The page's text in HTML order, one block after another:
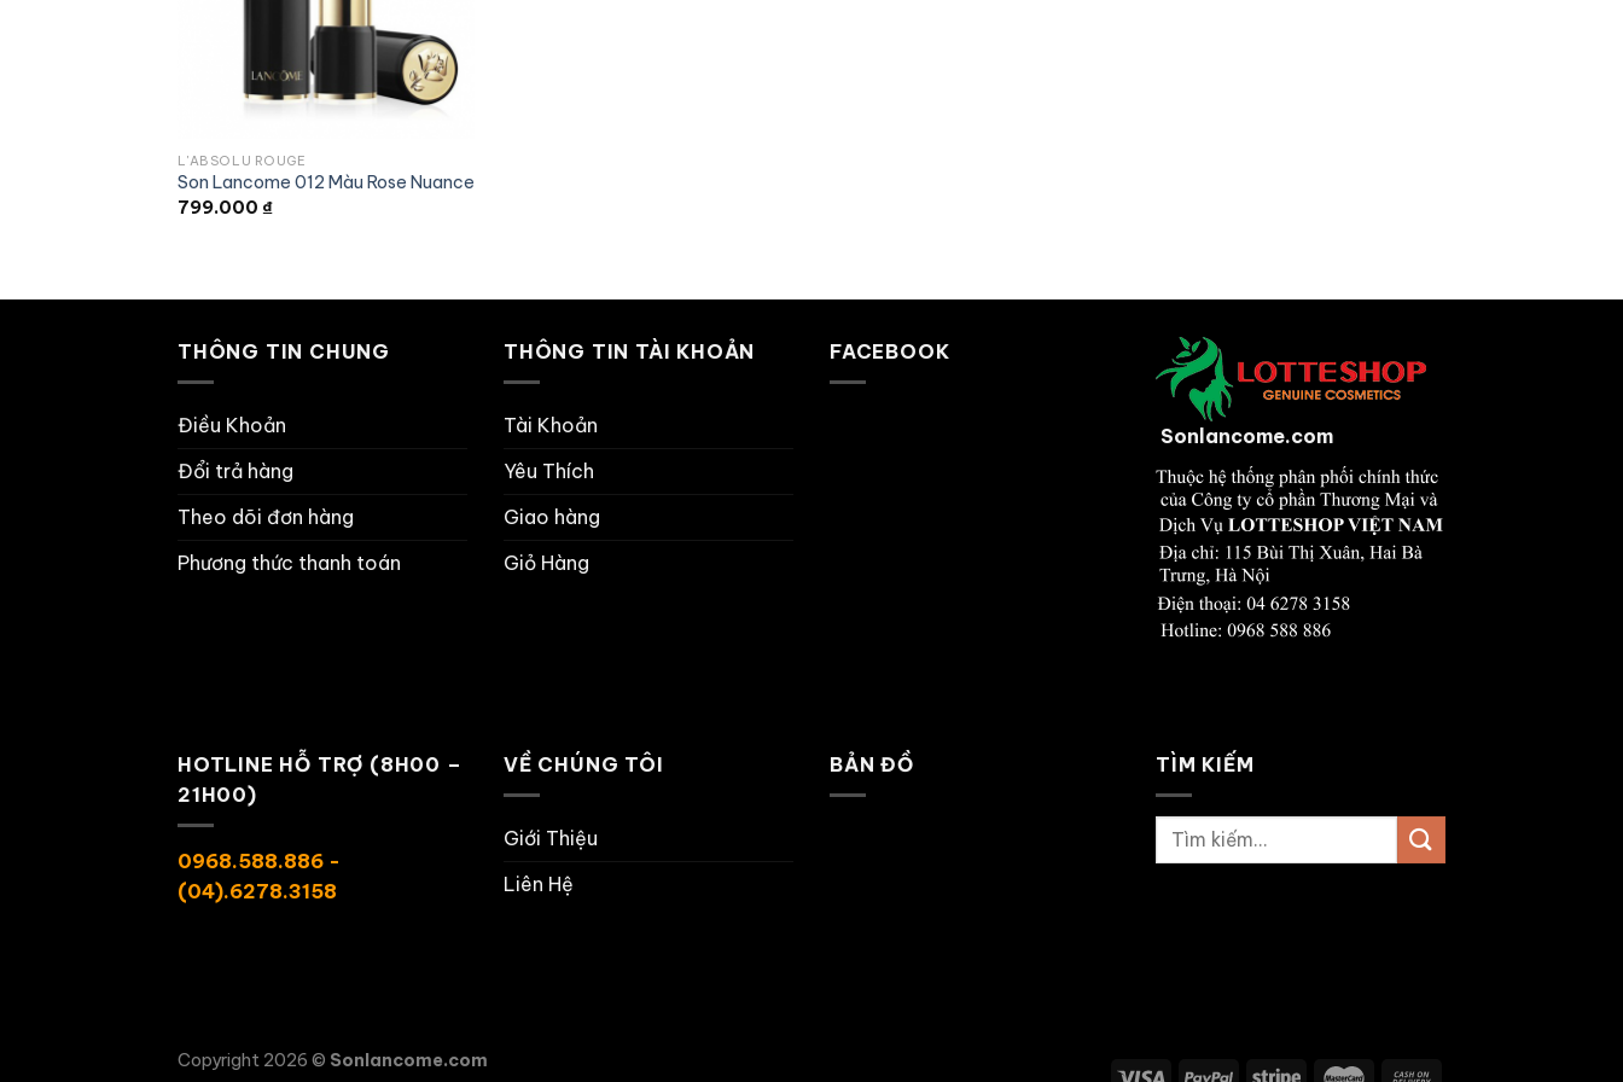
L'ABSOLU ROUGE
Son Lancome 012 Màu Rose Nuance
799.000 ₫
THÔNG TIN CHUNG
Điều Khoản
Đổi trả hàng
Theo dõi đơn hàng
Phương thức thanh toán
THÔNG TIN TÀI KHOẢN
Tài Khoản
Yêu Thích
Giao hàng
Giỏ Hàng
FACEBOOK
Sonlancome.com
HOTLINE HỖ TRỢ (8H00 –
21H00)
0968.588.886 -
(04).6278.3158
VỀ CHÚNG TÔI
Giới Thiệu
Liên Hệ
BẢN ĐỒ TÌM KIẾM
Tìm
Copyright 2026 © Sonlancome.com